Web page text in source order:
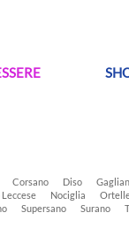
Corsano Diso
Nociglia
Supersano Surano